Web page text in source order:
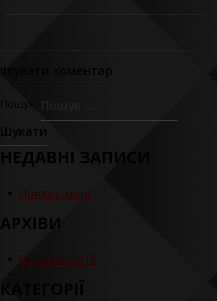
Пошук:
НЕДАВНІ ЗАПИСИ
Привет, мир!
АРХІВИ
Вересень 2018
КАТЕГОРІЇ